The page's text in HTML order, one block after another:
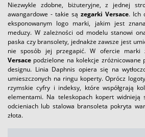
Niezwykle zdobne, biżuteryjne, z jednej
awangardowe - takie są zegarki Versace. Ich
eksponowanym logo marki, jakim jest
meduzy. W zależności od modelu stanowi
paska czy bransolety, jednakże zawsze jest
nie sposób jej przegapić. W ofercie marki
Versace podzielone na kolekcje zróżnicowane
designu. Linia Daphnis opiera się na
umieszczonych na ringu koperty. Oprócz
rzymskie cyfry i indeksy, które współgrają
elementami. Na teleskopach kopert widnieją
odcieniach lub stalowa bransoleta pokryta
złota.